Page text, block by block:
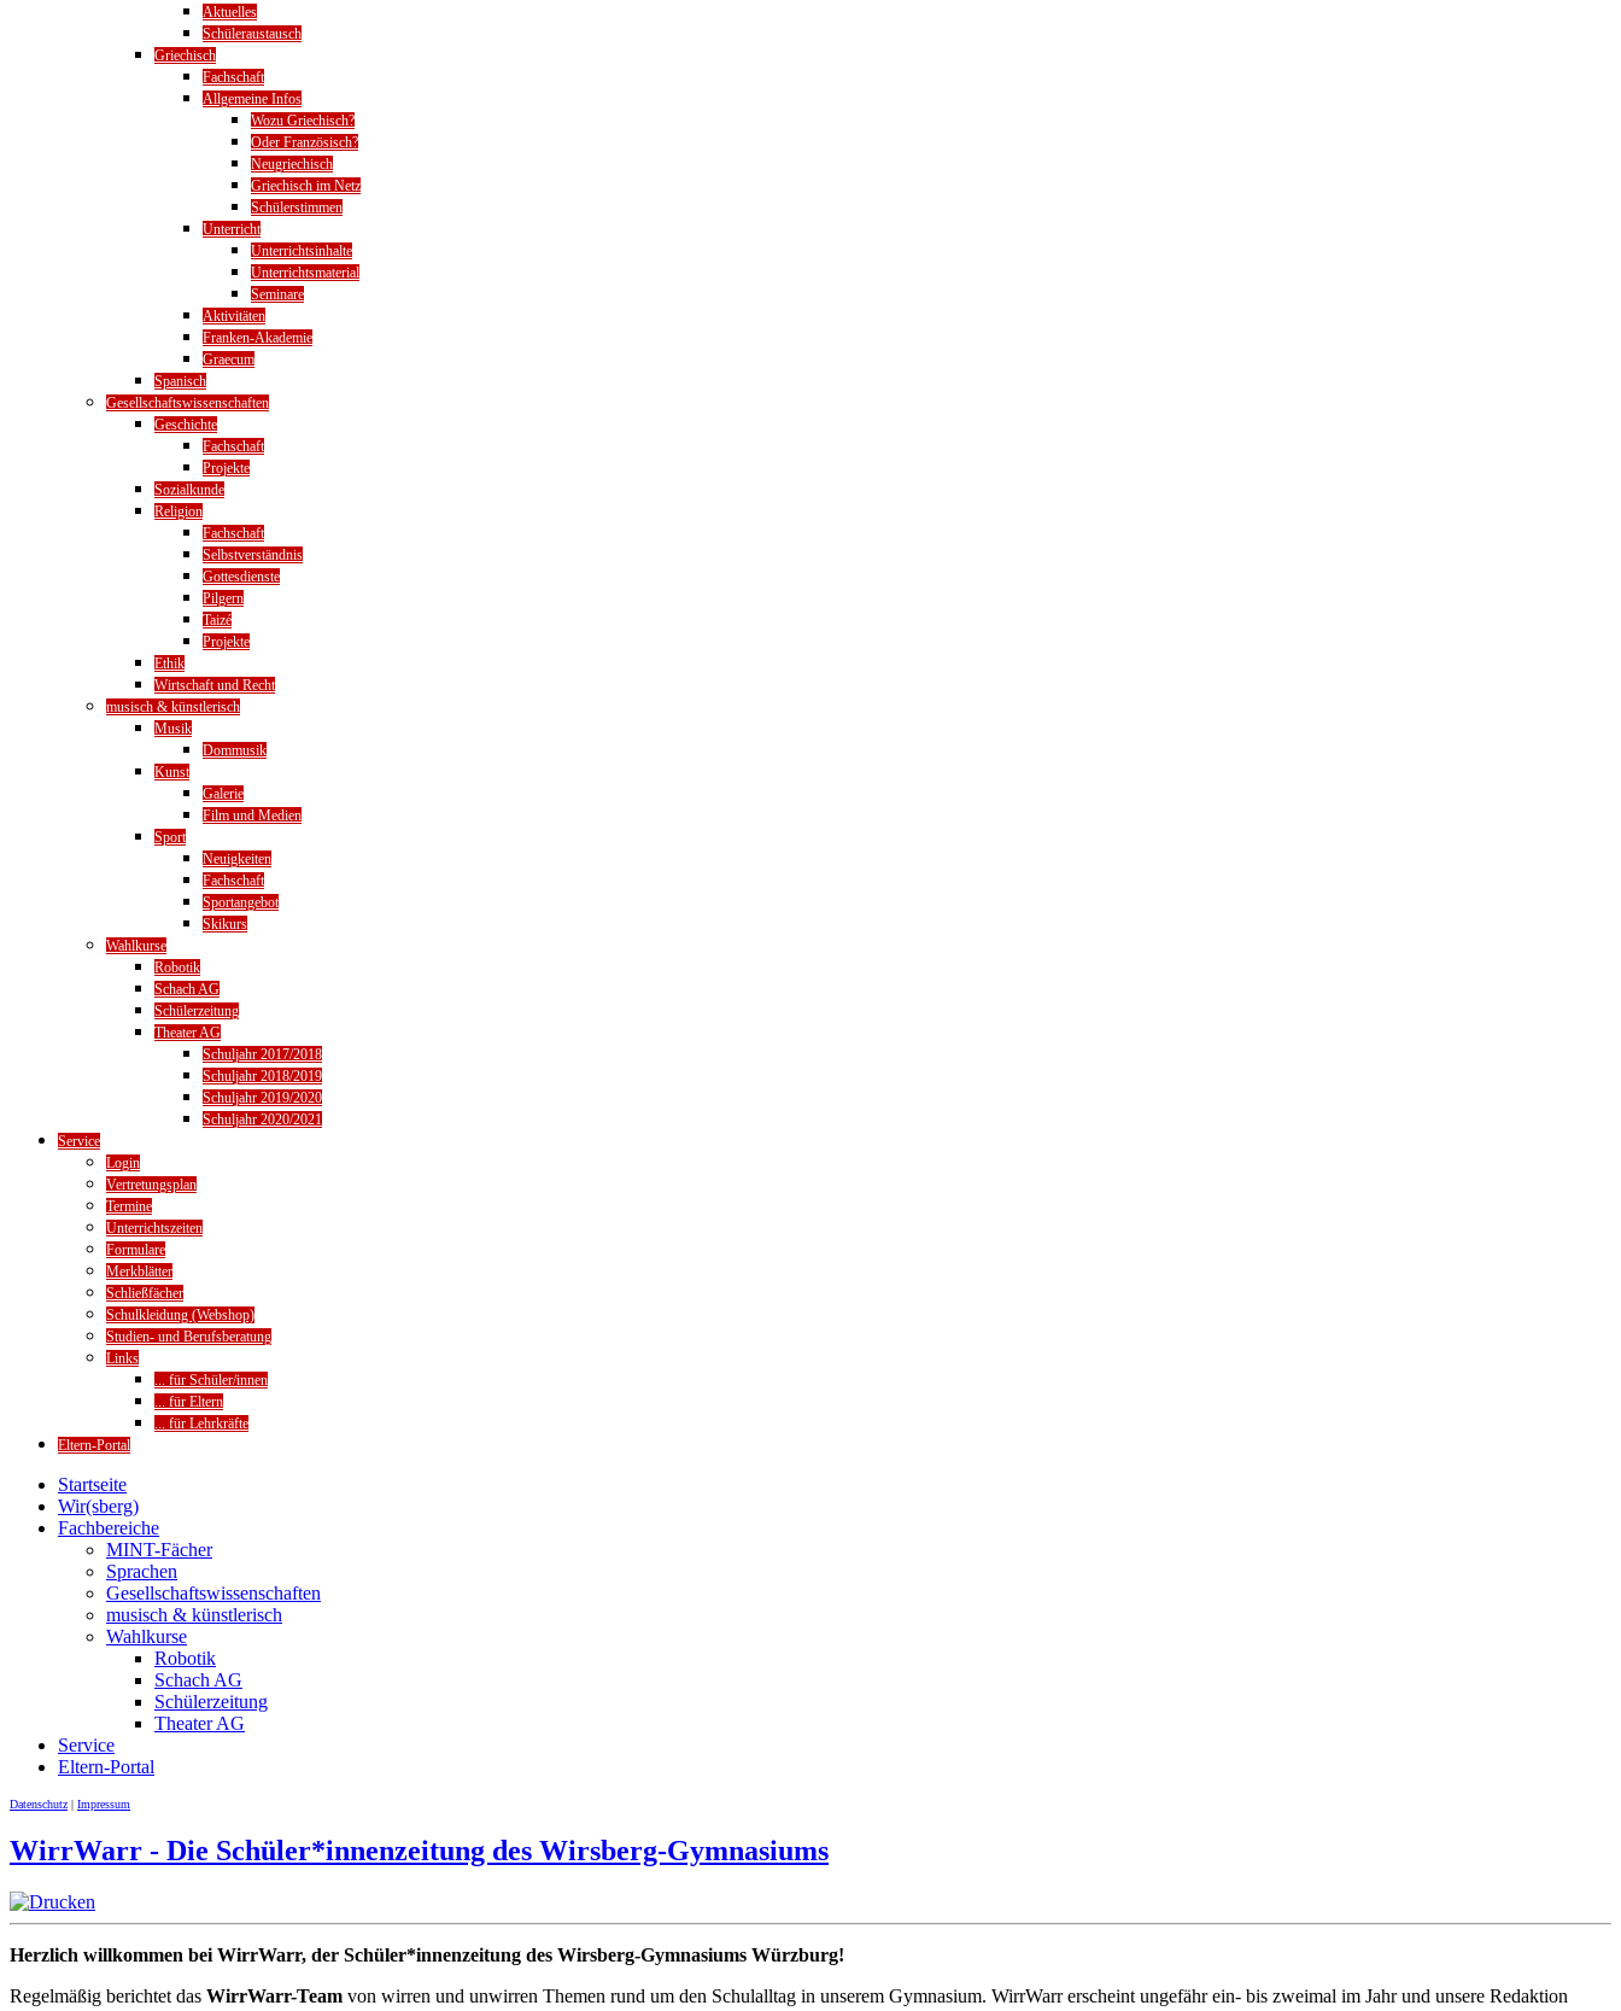
Aktuelles
Schüleraustausch
Griechisch
Fachschaft
Allgemeine Infos
Wozu Griechisch?
Oder Französisch?
Neugriechisch
Griechisch im Netz
Schülerstimmen
Unterricht
Unterrichtsinhalte
Unterrichtsmaterial
Seminare
Aktivitäten
Franken-Akademie
Graecum
Spanisch
Gesellschaftswissenschaften
Geschichte
Fachschaft
Projekte
Sozialkunde
Religion
Fachschaft
Selbstverständnis
Gottesdienste
Pilgern
Taizé
Projekte
Ethik
Wirtschaft und Recht
musisch & künstlerisch
Musik
Dommusik
Kunst
Galerie
Film und Medien
Sport
Neuigkeiten
Fachschaft
Sportangebot
Skikurs
Wahlkurse
Robotik
Schach AG
Schülerzeitung
Theater AG
Schuljahr 2017/2018
Schuljahr 2018/2019
Schuljahr 2019/2020
Schuljahr 2020/2021
Service
Login
Vertretungsplan
Termine
Unterrichtszeiten
Formulare
Merkblätter
Schließfächer
Schulkleidung (Webshop)
Studien- und Berufsberatung
Links
... für Schüler/innen
... für Eltern
... für Lehrkräfte
Eltern-Portal
Startseite
Wir(sberg)
Fachbereiche
MINT-Fächer
Sprachen
Gesellschaftswissenschaften
musisch & künstlerisch
Wahlkurse
Robotik
Schach AG
Schülerzeitung
Theater AG
Service
Eltern-Portal
Datenschutz | Impressum
WirrWarr - Die Schüler*innenzeitung des Wirsberg-Gymnasiums
Herzlich willkommen bei WirrWarr, der Schüler*innenzeitung des Wirsberg-Gymnasiums Würzburg!
Regelmäßig berichtet das WirrWarr-Team von wirren und unwirren Themen rund um den Schulalltag in unserem Gymnasium. WirrWarr erscheint ungefähr ein- bis zweimal im Jahr und unsere Redaktion